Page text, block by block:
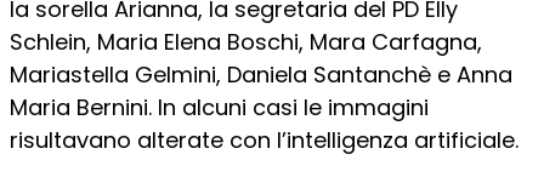
la sorella Arianna, la segretaria del PD Elly
Schlein, Maria Elena Boschi, Mara Carfagna,
Mariastella Gelmini, Daniela Santanchè e Anna
Maria Bernini. In alcuni casi le immagini
risultavano alterate con l’intelligenza artificiale.